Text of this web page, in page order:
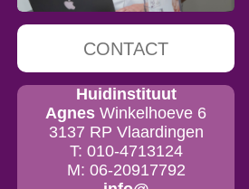
CONTACT
Huidinstituut
Agnes Winkelhoeve 6
3137 RP Vlaardingen
T: 010-4713124
M: 06-20917792